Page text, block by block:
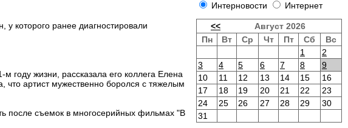
у которого ранее диагностировали
году жизни, рассказала его коллега Елена
артист мужественно боролся с тяжелым
после съемок в многосерийных фильмах "В
Интерновости Интернет
<<
Август 2026
Пн
Вт Ср Чт Пт Сб
Вс
1
2
3
4 5 6 7 8
9
10
11 12 13 14 15
16
17
18 19 20 21 22
23
24
25 26 27 28 29
30
31